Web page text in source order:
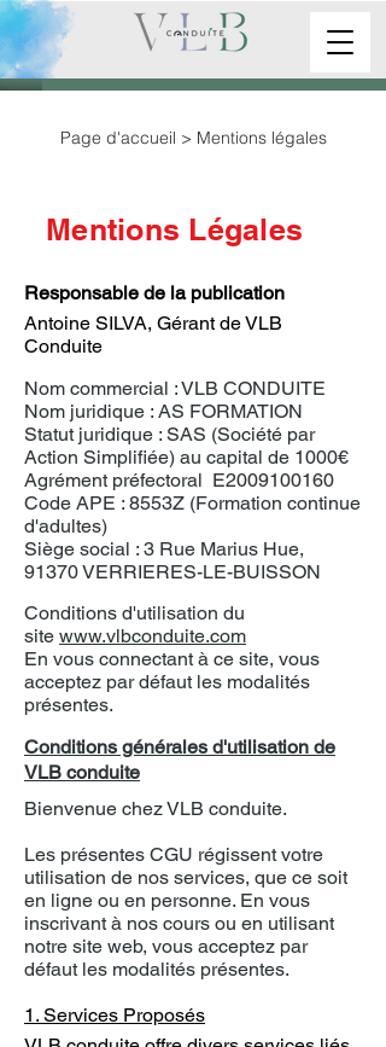
Page d'accueil > Mentions légales
Mentions Légales
Responsable de la publication
Antoine SILVA, Gérant de VLB
Conduite
Nom commercial : VLB CONDUITE
Nom juridique : AS FORMATION
Statut juridique : SAS (Société par
Action Simplifiée) au capital de 1000€
Agrément préfectoral E2009100160
Code APE : 8553Z (Formation continue
d'adultes)
Siège social : 3 Rue Marius Hue,
91370 VERRIERES-LE-BUISSON
Conditions d'utilisation du
site www.vlbconduite.com
En vous connectant à ce site, vous
acceptez par défaut les modalités
présentes.
Conditions générales d'utilisation de
VLB conduite
Bienvenue chez VLB conduite.
Les présentes CGU régissent votre
utilisation de nos services, que ce soit
en ligne ou en personne. En vous
inscrivant à nos cours ou en utilisant
notre site web, vous acceptez par
défaut les modalités présentes.
1. Services Proposés